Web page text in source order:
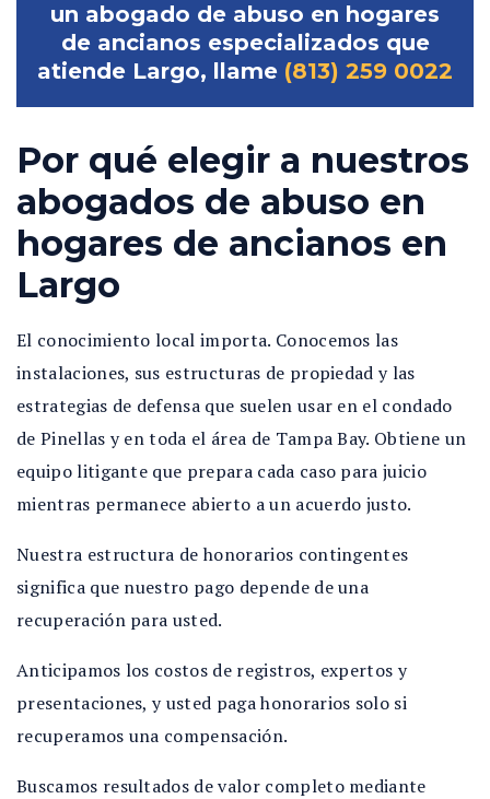
un abogado de abuso en hogares
de ancianos especializados que
atiende Largo, llame (813) 259 0022
Por qué elegir a nuestros
abogados de abuso en
hogares de ancianos en
Largo
El conocimiento local importa. Conocemos las
instalaciones, sus estructuras de propiedad y las
estrategias de defensa que suelen usar en el condado
de Pinellas y en toda el área de Tampa Bay. Obtiene un
equipo litigante que prepara cada caso para juicio
mientras permanece abierto a un acuerdo justo.
Nuestra estructura de honorarios contingentes
significa que nuestro pago depende de una
recuperación para usted.
Anticipamos los costos de registros, expertos y
presentaciones, y usted paga honorarios solo si
recuperamos una compensación.
Buscamos resultados de valor completo mediante